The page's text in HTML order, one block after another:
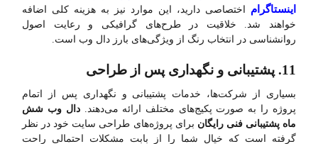
اینستاگرام اختصاصی دارید، این موارد نیز به هزینه کلی اضافه
خواهند شد. خلاقیت در طرح‌های گرافیکی و رعایت اصول
روانشناسی در انتخاب رنگ از ویژگی‌های بارز دال وب است.
11. پشتیبانی و نگهداری پس از طراحی
بسیاری از شرکت‌ها، خدمات پشتیبانی و نگهداری پس از اتمام
پروژه را به صورت پکیج‌های مختلف ارائه می‌دهند.دال وب شش
ماه پشتیبانی فنی رایگان برای پروژه‌های طراحی سایت خود در نظر
گرفته است که خیال شما را از بابت مشکلات احتمالی راحت